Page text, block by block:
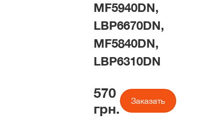
MF5940DN,
LBP6670DN,
MF5840DN,
LBP6310DN
570
грн.
Заказать